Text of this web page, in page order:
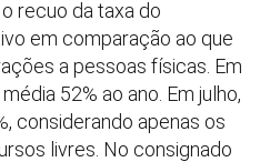
recuo da taxa do
em comparação ao que
a pessoas físicas. Em
52% ao ano. Em julho,
considerando apenas os
livres. No consignado